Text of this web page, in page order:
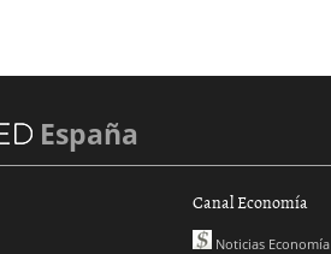
España
Canal Economía
Noticias Economía